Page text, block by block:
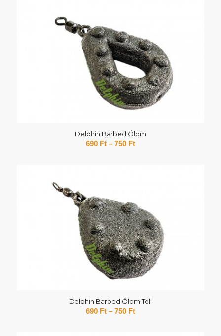
Delphin Barbed Ólom
690 Ft– 750 Ft
Delphin Barbed Ólom Teli
690 Ft– 750 Ft